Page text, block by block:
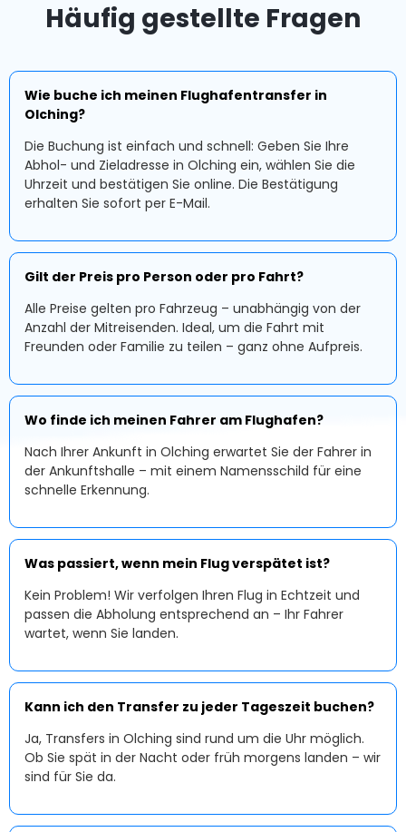
Häufig gestellte Fragen
Wie buche ich meinen Flughafentransfer in
Olching?
Die Buchung ist einfach und schnell: Geben Sie Ihre
Abhol- und Zieladresse in Olching ein, wählen Sie die
Uhrzeit und bestätigen Sie online. Die Bestätigung
erhalten Sie sofort per E-Mail.
Gilt der Preis pro Person oder pro Fahrt?
Alle Preise gelten pro Fahrzeug – unabhängig von der
Anzahl der Mitreisenden. Ideal, um die Fahrt mit
Freunden oder Familie zu teilen – ganz ohne Aufpreis.
Wo finde ich meinen Fahrer am Flughafen?
Nach Ihrer Ankunft in Olching erwartet Sie der Fahrer in
der Ankunftshalle – mit einem Namensschild für eine
schnelle Erkennung.
Was passiert, wenn mein Flug verspätet ist?
Kein Problem! Wir verfolgen Ihren Flug in Echtzeit und
passen die Abholung entsprechend an – Ihr Fahrer
wartet, wenn Sie landen.
Kann ich den Transfer zu jeder Tageszeit buchen?
Ja, Transfers in Olching sind rund um die Uhr möglich.
Ob Sie spät in der Nacht oder früh morgens landen – wir
sind für Sie da.